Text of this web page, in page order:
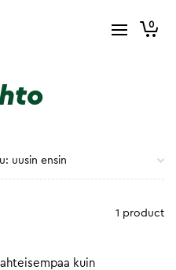
0
1 product
kuin